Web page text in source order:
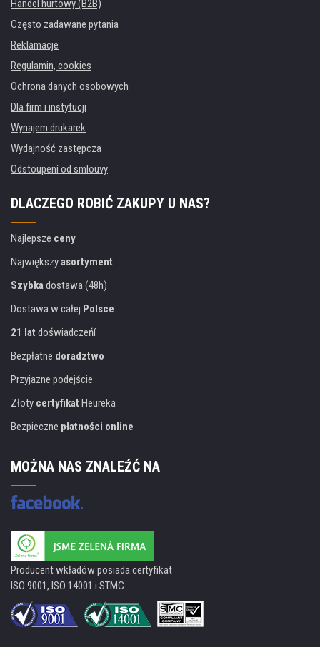
Handel hurtowy (B2B)
Często zadawane pytania
Reklamacje
Regulamin, cookies
Ochrona danych osobowych
Dla firm i instytucji
Wynajem drukarek
Wydajność zastępcza
Odstoupení od smlouvy
DLACZEGO ROBIĆ ZAKUPY U NAS?
Najlepsze ceny
Największyasortyment
Szybka dostawa (48h)
Dostawa w całej Polsce
21 lat doświadczeńí
Bezpłatne doradztwo
Przyjazne podejście
Złoty certyfikat Heureka
Bezpieczne płatności online
MOŻNA NAS ZNALEŹĆ NA
Producent wkładów posiada certyfikat
ISO 9001, ISO 14001 i STMC.